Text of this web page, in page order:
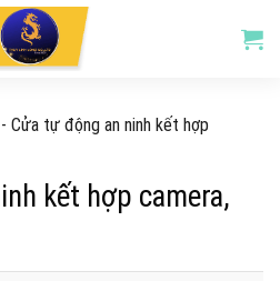
- Cửa tự động an ninh kết hợp
kết hợp camera,